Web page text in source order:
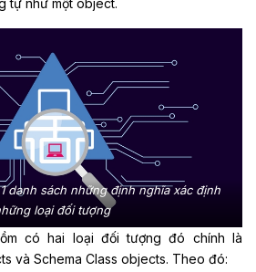
danh sách những định nghĩa xác định
loại đối tượng
có hai loại đối tượng đó chính là
và Schema Class objects. Theo đó: